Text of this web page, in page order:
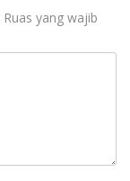
Ruas yang wajib